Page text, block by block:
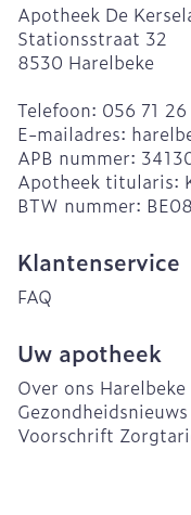
Apotheek De
Stationsstraat 32
8530 Harelbeke
Telefoon: 056 71 26
E-mailadres:
APB nummer:
Apotheek titularis:
BTW nummer:
Klantenservice
FAQ
Uw apotheek
Over ons Harelbeke
Gezondheidsnieuws
Voorschrift